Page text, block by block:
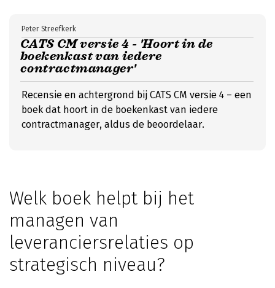
CATS CM versie 4 - 'Hoort in de
boekenkast van iedere
contractmanager'
Peter Streefkerk
Recensie en achtergrond bij CATS CM versie 4 – een
boek dat hoort in de boekenkast van iedere
contractmanager, aldus de beoordelaar.
Welk boek helpt bij het
managen van
leveranciersrelaties op
strategisch niveau?